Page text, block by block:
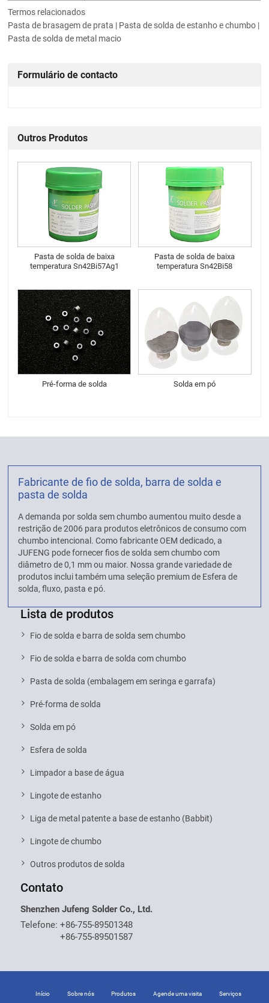
Termos relacionados
Pasta de brasagem de prata | Pasta de solda de estanho e chumbo |
Pasta de solda de metal macio
Formulário de contacto
Outros Produtos
Pasta de solda de baixa
temperatura Sn42Bi57Ag1
Pasta de solda de baixa
temperatura Sn42Bi58
Pré-forma de solda Solda em pó
Fabricante de fio de solda, barra de solda e
pasta de solda
A demanda por solda sem chumbo aumentou muito desde a
restrição de 2006 para produtos eletrônicos de consumo com
chumbo intencional. Como fabricante OEM dedicado, a
JUFENG pode fornecer fios de solda sem chumbo com
diâmetro de 0,1 mm ou maior. Nossa grande variedade de
produtos inclui também uma seleção premium de Esfera de
solda, fluxo, pasta e pó.
Lista de produtos
Fio de solda e barra de solda sem chumbo
Fio de solda e barra de solda com chumbo
Pasta de solda (embalagem em seringa e garrafa)
Pré-forma de solda
Solda em pó
Esfera de solda
Limpador a base de água
Lingote de estanho
Liga de metal patente a base de estanho (Babbit)
Lingote de chumbo
Outros produtos de solda
Contato
Shenzhen Jufeng Solder Co., Ltd.
Telefone:+86-755-89501348
+86-755-89501587
Início Sobre nós Produtos Agende uma visita Serviços